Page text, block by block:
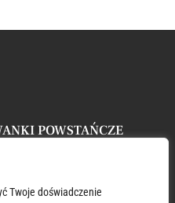
Twoje doświadczenie
POWSTAŃCZE